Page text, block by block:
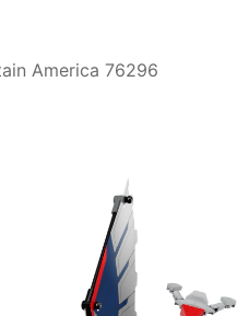
America 76296